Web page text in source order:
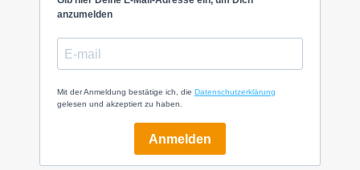
anzumelden
Mit der Anmeldung bestätige ich, die Datenschutzerklärung
gelesen und akzeptiert zu haben.
Anmelden